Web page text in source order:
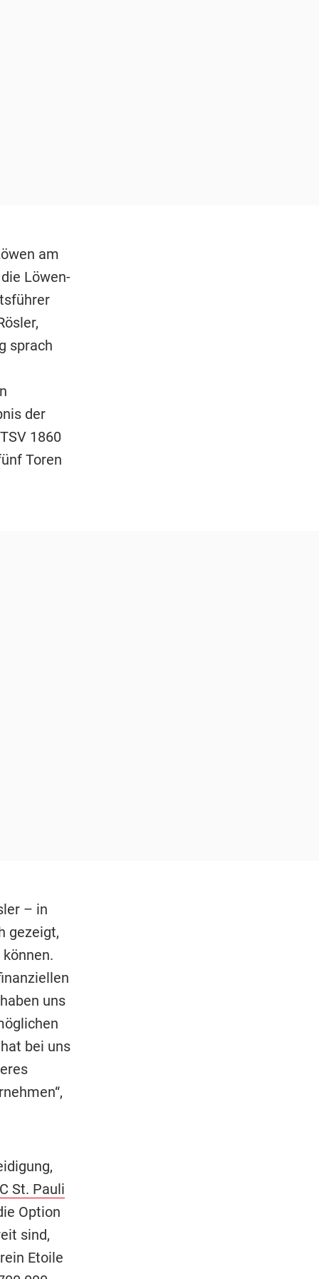
am
Löwen-
sprach
der
1860
Toren
– in
gezeigt,
uns
bei uns
St. Pauli
Option
sind,
Etoile